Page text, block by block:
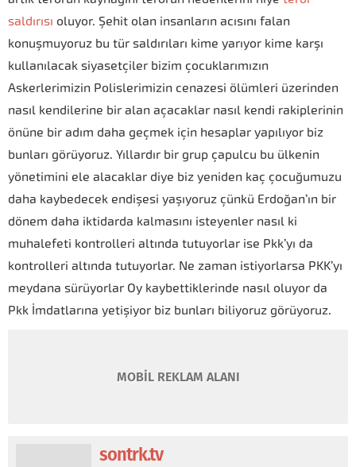
saldırısı oluyor. Şehit olan insanların acısını falan
konuşmuyoruz bu tür saldırıları kime yarıyor kime karşı
kullanılacak siyasetçiler bizim çocuklarımızın
Askerlerimizin Polislerimizin cenazesi ölümleri üzerinden
nasıl kendilerine bir alan açacaklar nasıl kendi rakiplerinin
önüne bir adım daha geçmek için hesaplar yapılıyor biz
bunları görüyoruz. Yıllardır bir grup çapulcu bu ülkenin
yönetimini ele alacaklar diye biz yeniden kaç çocuğumuzu
daha kaybedecek endişesi yaşıyoruz çünkü Erdoğan’ın bir
dönem daha iktidarda kalmasını isteyenler nasıl ki
muhalefeti kontrolleri altında tutuyorlar ise Pkk’yı da
kontrolleri altında tutuyorlar. Ne zaman istiyorlarsa PKK’yı
meydana sürüyorlar Oy kaybettiklerinde nasıl oluyor da
Pkk İmdatlarına yetişiyor biz bunları biliyoruz görüyoruz.
MOBİL REKLAM ALANI
sontrk.tv